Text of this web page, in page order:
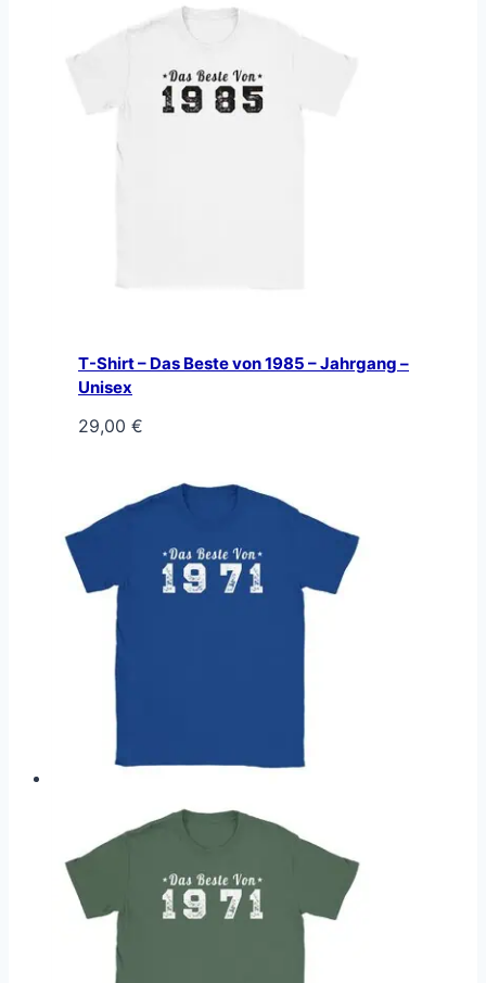
T-Shirt – Das Beste von 1985 – Jahrgang –
Unisex
29,00 €